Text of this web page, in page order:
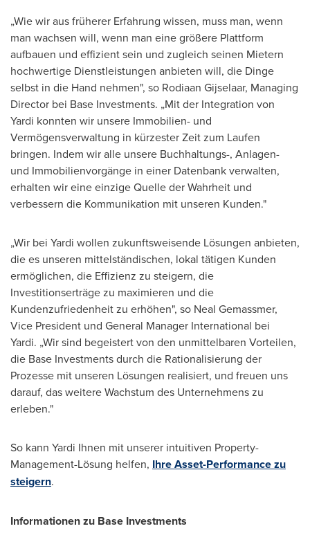
„Wie wir aus früherer Erfahrung wissen, muss man, wenn
man wachsen will, wenn man eine größere Plattform
aufbauen und effizient sein und zugleich seinen Mietern
hochwertige Dienstleistungen anbieten will, die Dinge
selbst in die Hand nehmen", so Rodiaan Gijselaar, Managing
Director bei Base Investments. „Mit der Integration von
Yardi konnten wir unsere Immobilien- und
Vermögensverwaltung in kürzester Zeit zum Laufen
bringen. Indem wir alle unsere Buchhaltungs-, Anlagen-
und Immobilienvorgänge in einer Datenbank verwalten,
erhalten wir eine einzigeQuelle der Wahrheit und
verbessern die Kommunikation mit unseren Kunden."
„Wir bei Yardi wollen zukunftsweisende Lösungen anbieten,
die es unseren mittelständischen, lokal tätigen Kunden
ermöglichen, die Effizienz zu steigern, die
Investitionserträge zu maximieren und die
Kundenzufriedenheit zu erhöhen", so Neal Gemassmer,
Vice President und General Manager International bei
Yardi. „Wir sind begeistert von den unmittelbaren Vorteilen,
die Base Investments durch die Rationalisierung der
Prozesse mit unseren Lösungen realisiert, und freuen uns
darauf, das weitere Wachstum des Unternehmens zu
erleben."
So kann Yardi Ihnen mit unserer intuitiven Property-
Management-Lösung helfen, Ihre Asset-Performance zu
steigern.
Informationen zu Base Investments